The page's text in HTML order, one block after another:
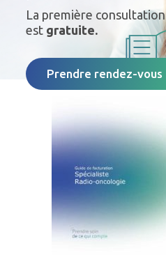
La première consultation
est gratuite.
Prendre rendez-vous